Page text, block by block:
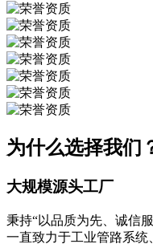
为什么选择我们
大规模源头工厂
秉持“以品质为先、诚信
一直致力于工业管路系